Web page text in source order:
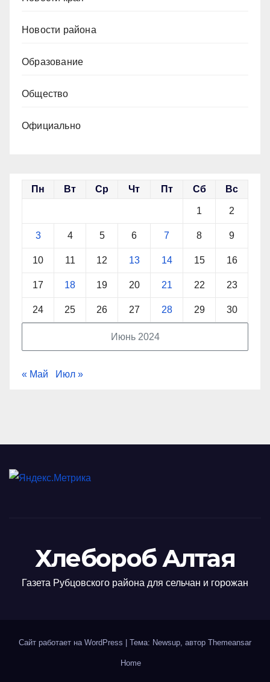
Новости района
Образование
Общество
Официально
Июнь 2024
Пн Вт Ср Чт Пт Сб Вс
1 2
3 4 5 6 7 8 9
10 11 12 13 14 15 16
17 18 19 20 21 22 23
24 25 26 27 28 29 30
« Май Июл »
Хлебороб Алтая
Газета Рубцовского района для сельчан и горожан
Сайт работает на WordPress | Тема: Newsup, автор Themeansar
Home